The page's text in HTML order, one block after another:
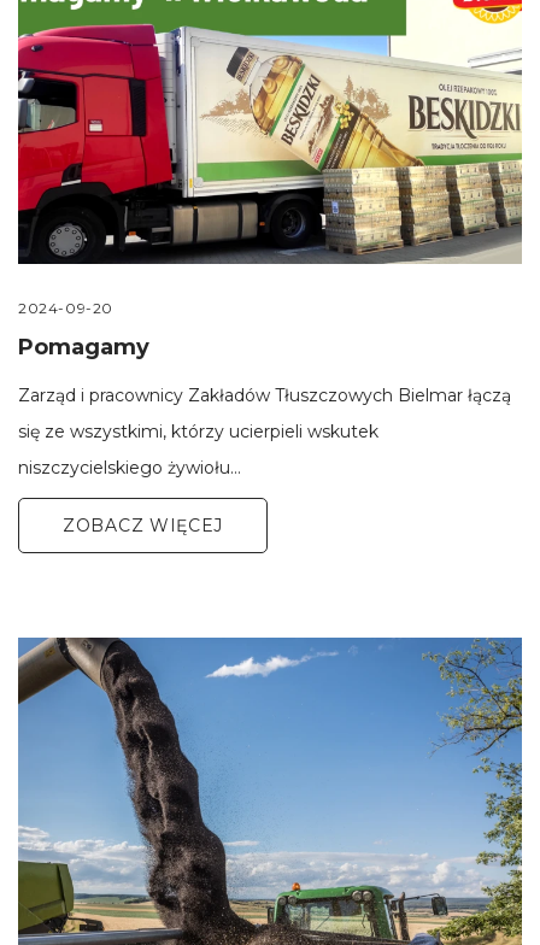
2024-09-20
Pomagamy
Zarząd i pracownicy Zakładów Tłuszczowych Bielmar łączą
się ze wszystkimi, którzy ucierpieli wskutek
niszczycielskiego żywiołu…
ZOBACZ WIĘCEJ